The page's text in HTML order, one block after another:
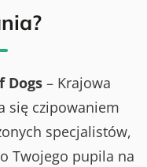
Dogs– Krajowa
się czipowaniem
specjalistów,
Twojego pupila na